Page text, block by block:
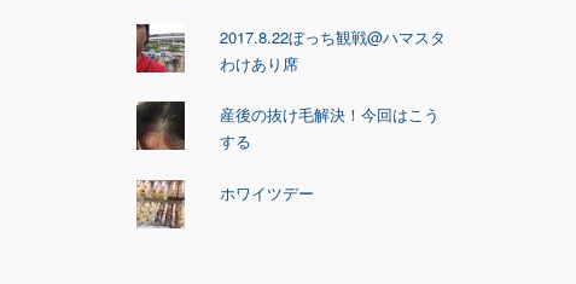
2017.8.22ぼっち観戦@ハマスタ
わけあり席
産後の抜け毛解決！今回はこう
する
ホワイツデー